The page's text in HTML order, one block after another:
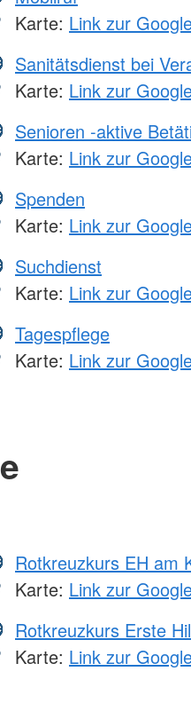
Karte: Link zur
Sanitätsdienst bei
Karte: Link zur
Senioren -aktive
Karte: Link zur
Spenden
Karte: Link zur
Suchdienst
Karte: Link zur
Tagespflege
Karte: Link zur
Rotkreuzkurs EH am
Karte: Link zur
Rotkreuzkurs Erste
Karte: Link zur